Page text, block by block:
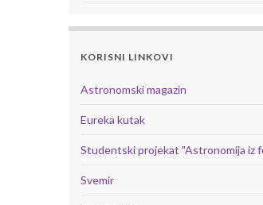
KORISNI LINKOVI
Astronomski magazin
Eureka kutak
Studentski projekat "Astronomija iz
Svemir